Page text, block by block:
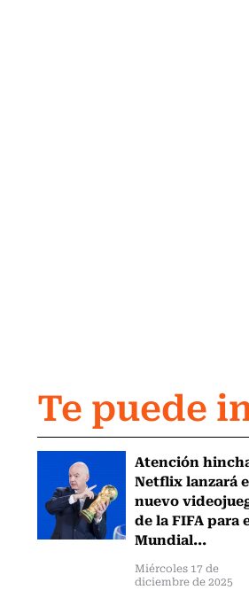
Te puede
Atención
Netflix lanzará
nuevo
de la FIFA para
Mundial...
Miércoles 17 de
diciembre de 2025